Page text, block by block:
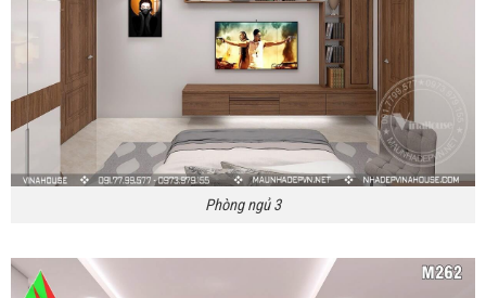
Phòng ngủ 3